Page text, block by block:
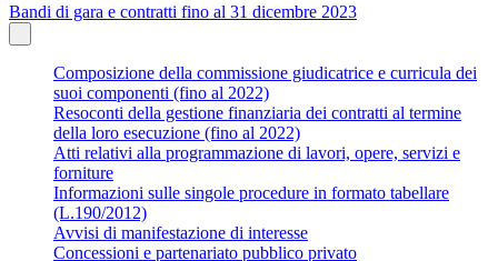
Bandi di gara e contratti fino al 31 dicembre 2023
Composizione della commissione giudicatrice e curricula dei
suoi componenti (fino al 2022)
Resoconti della gestione finanziaria dei contratti al termine
della loro esecuzione (fino al 2022)
Atti relativi alla programmazione di lavori, opere, servizi e
forniture
Informazioni sulle singole procedure in formato tabellare
(L.190/2012)
Avvisi di manifestazione di interesse
Concessioni e partenariato pubblico privato